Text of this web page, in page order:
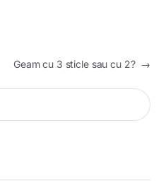
Geam cu 3 sticle sau cu 2? →